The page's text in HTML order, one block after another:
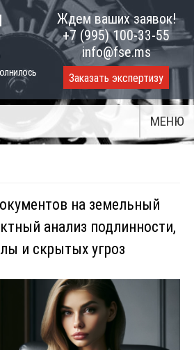
Ждем ваших заявок!
+7 (995) 100-33-55
info@fse.ms
Заказать экспертизу
МЕНЮ
на земельный
анализ подлинности,
и скрытых угроз